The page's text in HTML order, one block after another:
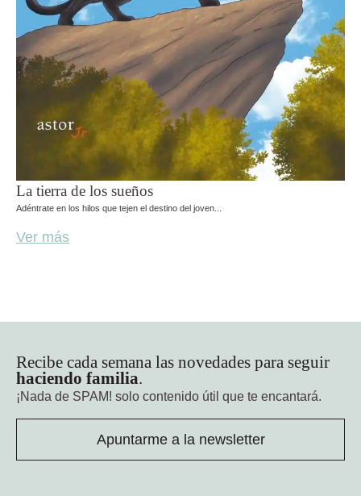
La tierra de los sueños
Adéntrate en los hilos que tejen el destino del joven...
Ver más
Recibe cada semana las novedades para seguir
haciendo familia.
¡Nada de SPAM! solo contenido útil que te encantará.
Apuntarme a la newsletter